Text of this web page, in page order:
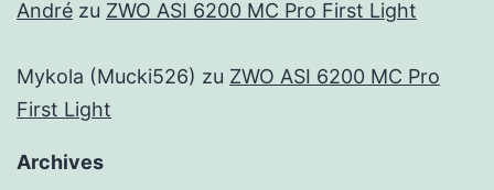
André zu ZWO ASI 6200 MC Pro First Light
Mykola (Mucki526) zu ZWO ASI 6200 MC Pro
First Light
Archives